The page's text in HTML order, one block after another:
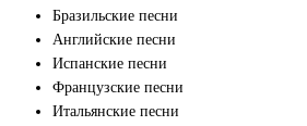
Бразильские песни
Английские песни
Испанские песни
Французские песни
Итальянские песни